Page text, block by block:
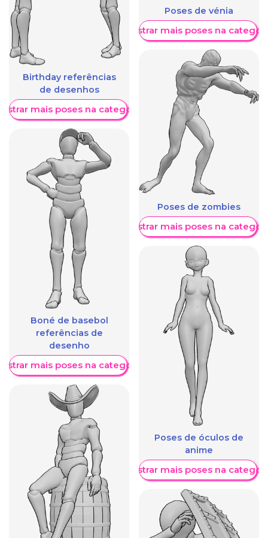
Birthday referências
de desenhos
mais poses na categoria
Boné de basebol
referências de
desenho
mais poses na categoria
Poses de vénia
Mostrar mais poses na
Poses de zombies
Mostrar mais poses na
Poses de óculos de
anime
Mostrar mais poses na